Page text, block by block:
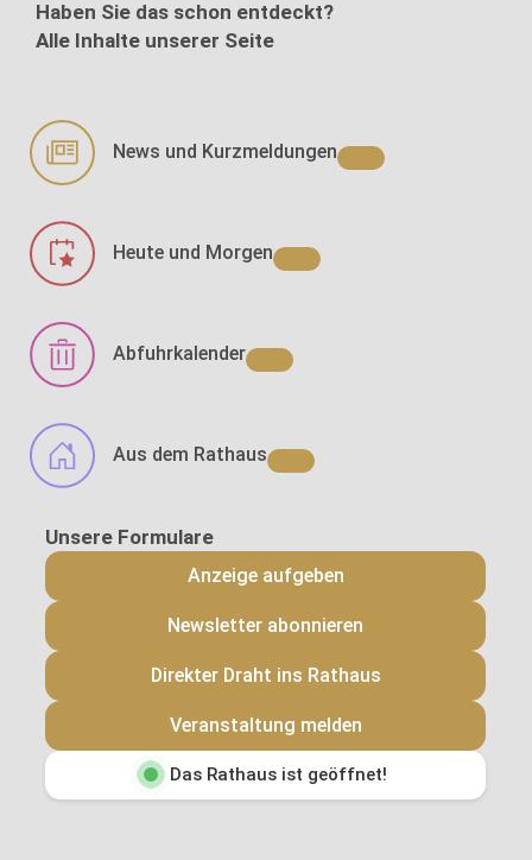
Haben Sie das schon entdeckt?
Alle Inhalte unserer Seite
News und Kurzmeldungen
Heute und Morgen
Abfuhrkalender
Aus dem Rathaus
Anzeige aufgeben
Newsletter abonnieren
Direkter Draht ins Rathaus
Veranstaltung melden
Das Rathaus ist geöffnet!